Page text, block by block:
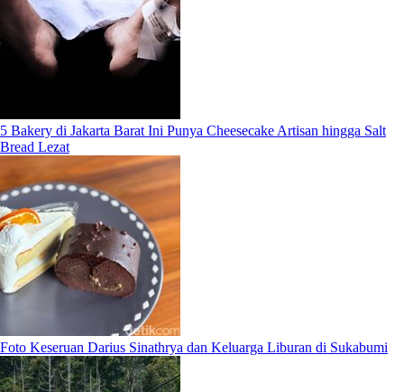
5 Bakery di Jakarta Barat Ini Punya Cheesecake Artisan hingga Salt
Bread Lezat
Foto Keseruan Darius Sinathrya dan Keluarga Liburan di Sukabumi